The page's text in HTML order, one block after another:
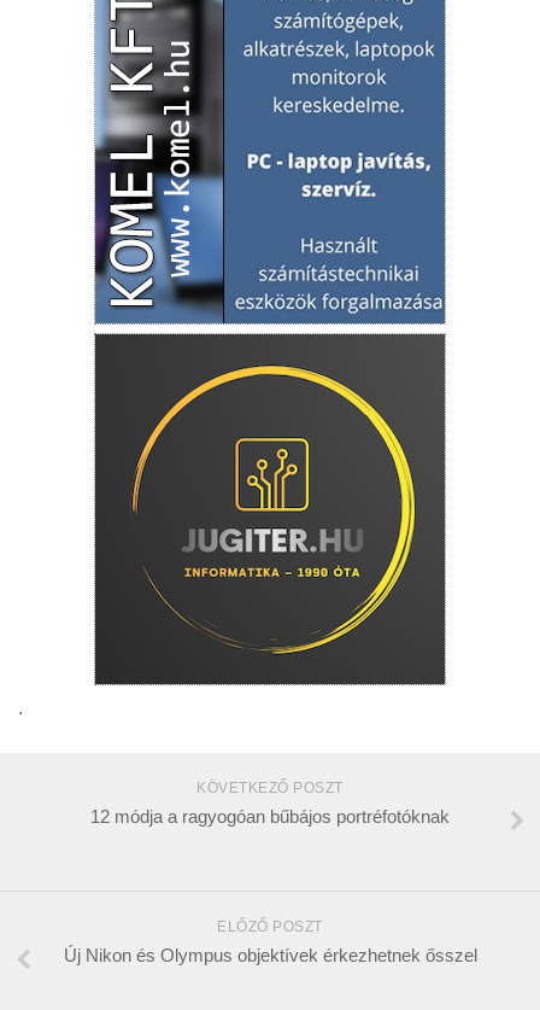
.
KÖVETKEZŐ POSZT
12 módja a ragyogóan bűbájos portréfotóknak
ELŐZŐ POSZT
Új Nikon és Olympus objektívek érkezhetnek ősszel